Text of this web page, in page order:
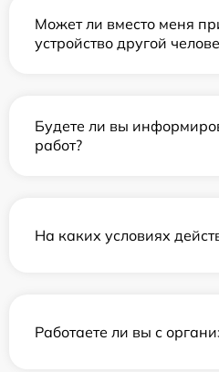
Может ли вместо меня
устройство другой
Будете ли вы
работ?
На каких условиях
Работаете ли вы с